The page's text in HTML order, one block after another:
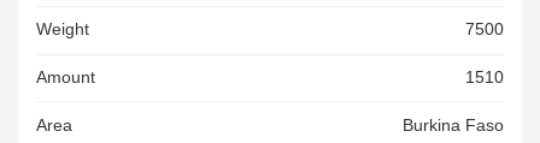
ЧИ ВОДІЯ 2 ПРИЗНАЧЕННЯ
ЕННЯ НАПІВПРИЧЕПІВ ТИП
Й ОБ ЄМ ЦИЛІНДРІВ ДВИГУ
Weight 7500
Amount 1510
Area Burkina Faso